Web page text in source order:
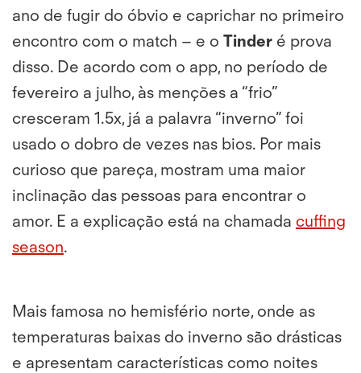
ano de fugir do óbvio e caprichar no primeiro
encontro com o match – e o Tinder é prova
disso. De acordo com o app, no período de
fevereiro a julho, às menções a “frio”
cresceram 1.5x, já a palavra “inverno” foi
usado o dobro de vezes nas bios. Por mais
curioso que pareça, mostram uma maior
inclinação das pessoas para encontrar o
amor. E a explicação está na chamada cuffing
season.
Mais famosa no hemisfério norte, onde as
temperaturas baixas do inverno são drásticas
e apresentam características como noites